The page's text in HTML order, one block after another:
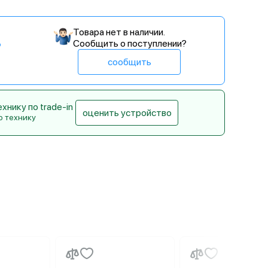
Товара нет в наличии.
Сообщить о поступлении?
сообщить
по trade-in
технику оценить устройство